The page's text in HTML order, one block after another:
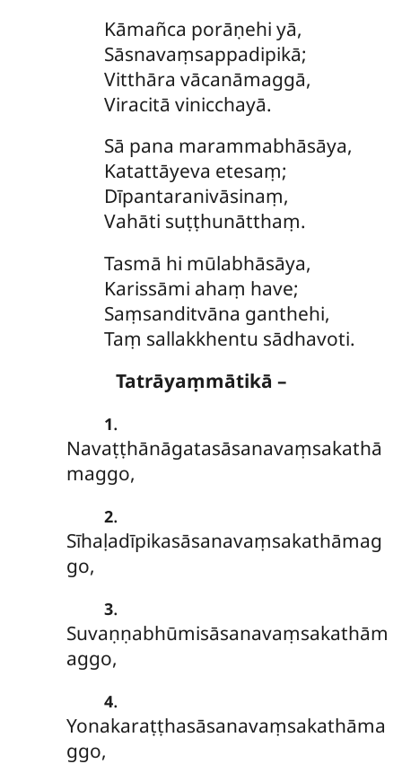
Kāmañca porāṇehi yā,
Sāsnavaṃsappadipikā;
Vitthāra vācanāmaggā,
Viracitā vinicchayā.
Sā pana marammabhāsāya,
Katattāyeva etesaṃ;
Dīpantaranivāsinaṃ,
Vahāti suṭṭhunātthaṃ.
Tasmā hi mūlabhāsāya,
Karissāmi ahaṃ have;
Saṃsanditvāna ganthehi,
Taṃ sallakkhentu sādhavoti.
Tatrāyaṃmātikā –
1.
Navaṭṭhānāgatasāsanavaṃsakathā
maggo,
2.
Sīhaḷadīpikasāsanavaṃsakathāmag
go,
3.
Suvaṇṇabhūmisāsanavaṃsakathām
aggo,
4.
Yonakaraṭṭhasāsanavaṃsakathāma
ggo,